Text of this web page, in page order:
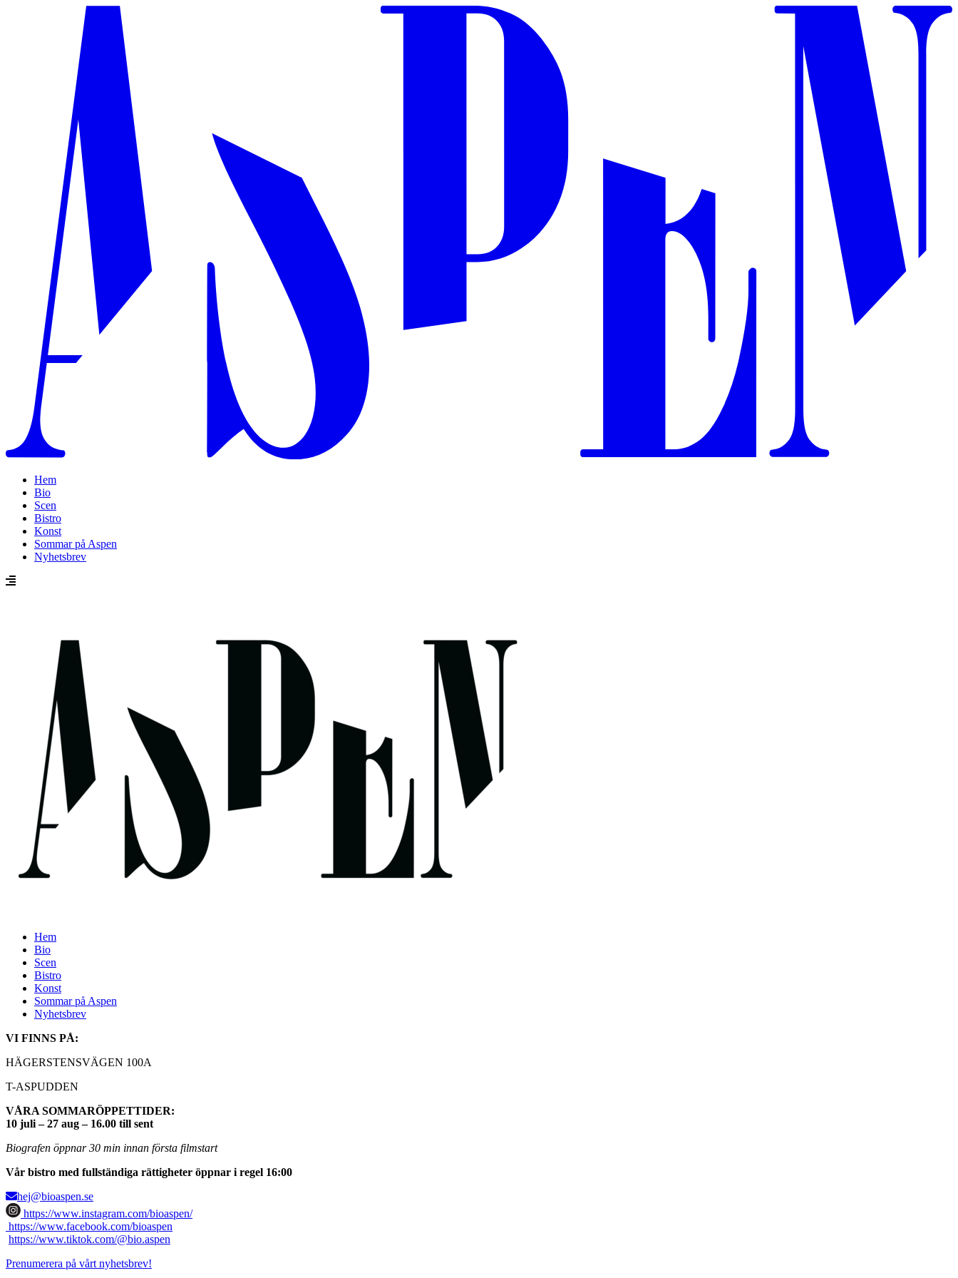
Hem
Bio
Scen
Bistro
Konst
Sommar på Aspen
Nyhetsbrev
Hem
Bio
Scen
Bistro
Konst
Sommar på Aspen
Nyhetsbrev
VI FINNS PÅ:
HÄGERSTENSVÄGEN 100A
T-ASPUDDEN
VÅRA SOMMARÖPPETTIDER:
10 juli – 27 aug – 16.00 till sent
Biografen öppnar 30 min innan första filmstart
Vår bistro med fullständiga rättigheter öppnar i regel 16:00
hej@bioaspen.se
https://www.instagram.com/bioaspen/
https://www.facebook.com/bioaspen
https://www.tiktok.com/@bio.aspen
Prenumerera på vårt nyhetsbrev!